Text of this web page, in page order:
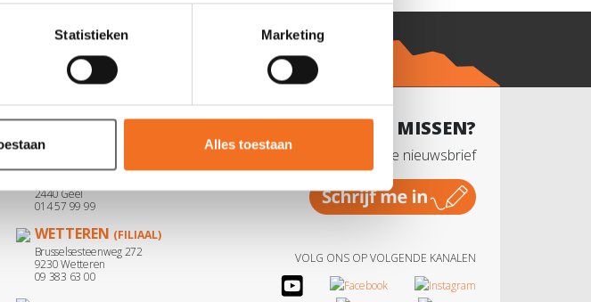
Statistieken Marketing
Alles toestaan
VESTIGINGEN
(HOOFDZETEL)
2440 Geel
014 57 99 99
WETTEREN (FILIAAL)
Brusselsesteenweg 272
9230 Wetteren
09 383 63 00
NIETS MISSEN?
Schrijf je in voor onze nieuwsbrief
VOLG ONS OP VOLGENDE KANALEN